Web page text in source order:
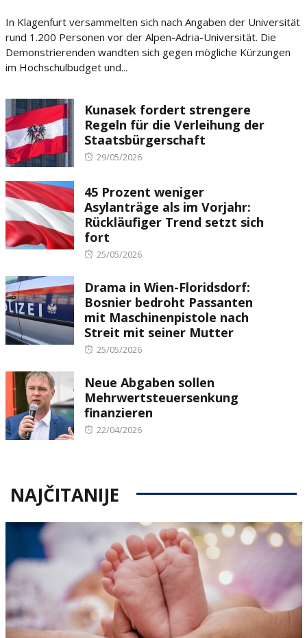
In Klagenfurt versammelten sich nach Angaben der Universität
rund 1.200 Personen vor der Alpen-Adria-Universität. Die
Demonstrierenden wandten sich gegen mögliche Kürzungen
im Hochschulbudget und...
Kunasek fordert strengere
Regeln für die Verleihung der
Staatsbürgerschaft
Posted
29/05/2026
45 Prozent weniger
Asylanträge als im Vorjahr:
Rückläufiger Trend setzt sich
fort
Posted
25/05/2026
Drama in Wien-Floridsdorf:
Bosnier bedroht Passanten
mit Maschinenpistole nach
Streit mit seiner Mutter
Posted
25/05/2026
Neue Abgaben sollen
Mehrwertsteuersenkung
finanzieren
Posted
22/04/2026
NAJČITANIJE